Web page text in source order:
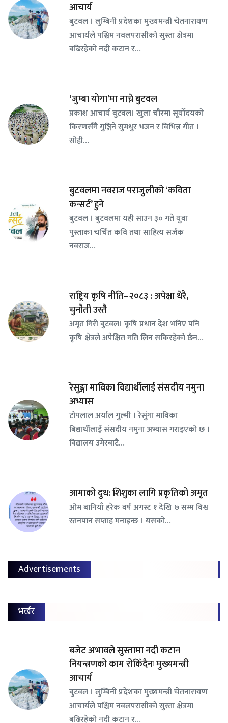
आचार्य
बुटवल । लुम्बिनी प्रदेशका मुख्यमन्त्री चेतनारायण
आचार्यले पश्चिम नवलपरासीको सुस्ता क्षेत्रमा
बढिरहेको नदी कटान र…
‘जुम्बा योगा’मा नाच्ने बुटवल
प्रकाश आचार्य बुटवल। खुला चौरमा सूर्योदयको
किरणसँगै गुञ्जिने सुमधुर भजन र विभिन्न गीत ।
सोही…
बुटवलमा नवराज पराजुलीको ‘कविता
कन्सर्ट’ हुने
बुटवल । बुटवलमा यही साउन ३० गते युवा
पुस्ताका चर्चित कवि तथा साहित्य सर्जक
नवराज…
राष्ट्रिय कृषि नीति–२०८३ : अपेक्षा धेरै,
चुनौती उस्तै
अमृत गिरी बुटवल। कृषि प्रधान देश भनिए पनि
कृषि क्षेत्रले अपेक्षित गति लिन सकिरहेको छैन…
रेसुङ्गा माविका विद्यार्थीलाई संसदीय नमुना
अभ्यास
टोपलाल अर्याल गुल्मी । रेसुंगा माविका
बिद्यार्थीलाई संसदीय नमुना अभ्यास गराइएको छ ।
बिद्यालय उमेरबाटै…
आमाको दुध: शिशुका लागि प्रकृतिको अमृत
ओम बानियाँ हरेक वर्ष अगस्ट १ देखि ७ सम्म विश्व
स्तनपान सप्ताह मनाइन्छ । यसको…
Advertisements
भर्खर
बजेट अभावले सुस्तामा नदी कटान
नियन्त्रणको काम रोकिँदैनः मुख्यमन्त्री
आचार्य
बुटवल । लुम्बिनी प्रदेशका मुख्यमन्त्री चेतनारायण
आचार्यले पश्चिम नवलपरासीको सुस्ता क्षेत्रमा
बढिरहेको नदी कटान र…